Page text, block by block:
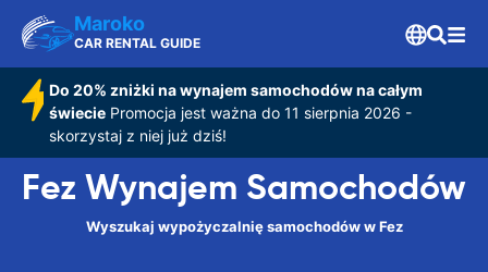
Maroko
CAR RENTAL GUIDE
Do 20% zniżki na wynajem samochodów na całym
świeciePromocja jest ważna do 11 sierpnia 2026 -
skorzystaj z niej już dziś!
Fez Wynajem Samochodów
Wyszukaj wypożyczalnię samochodów w Fez